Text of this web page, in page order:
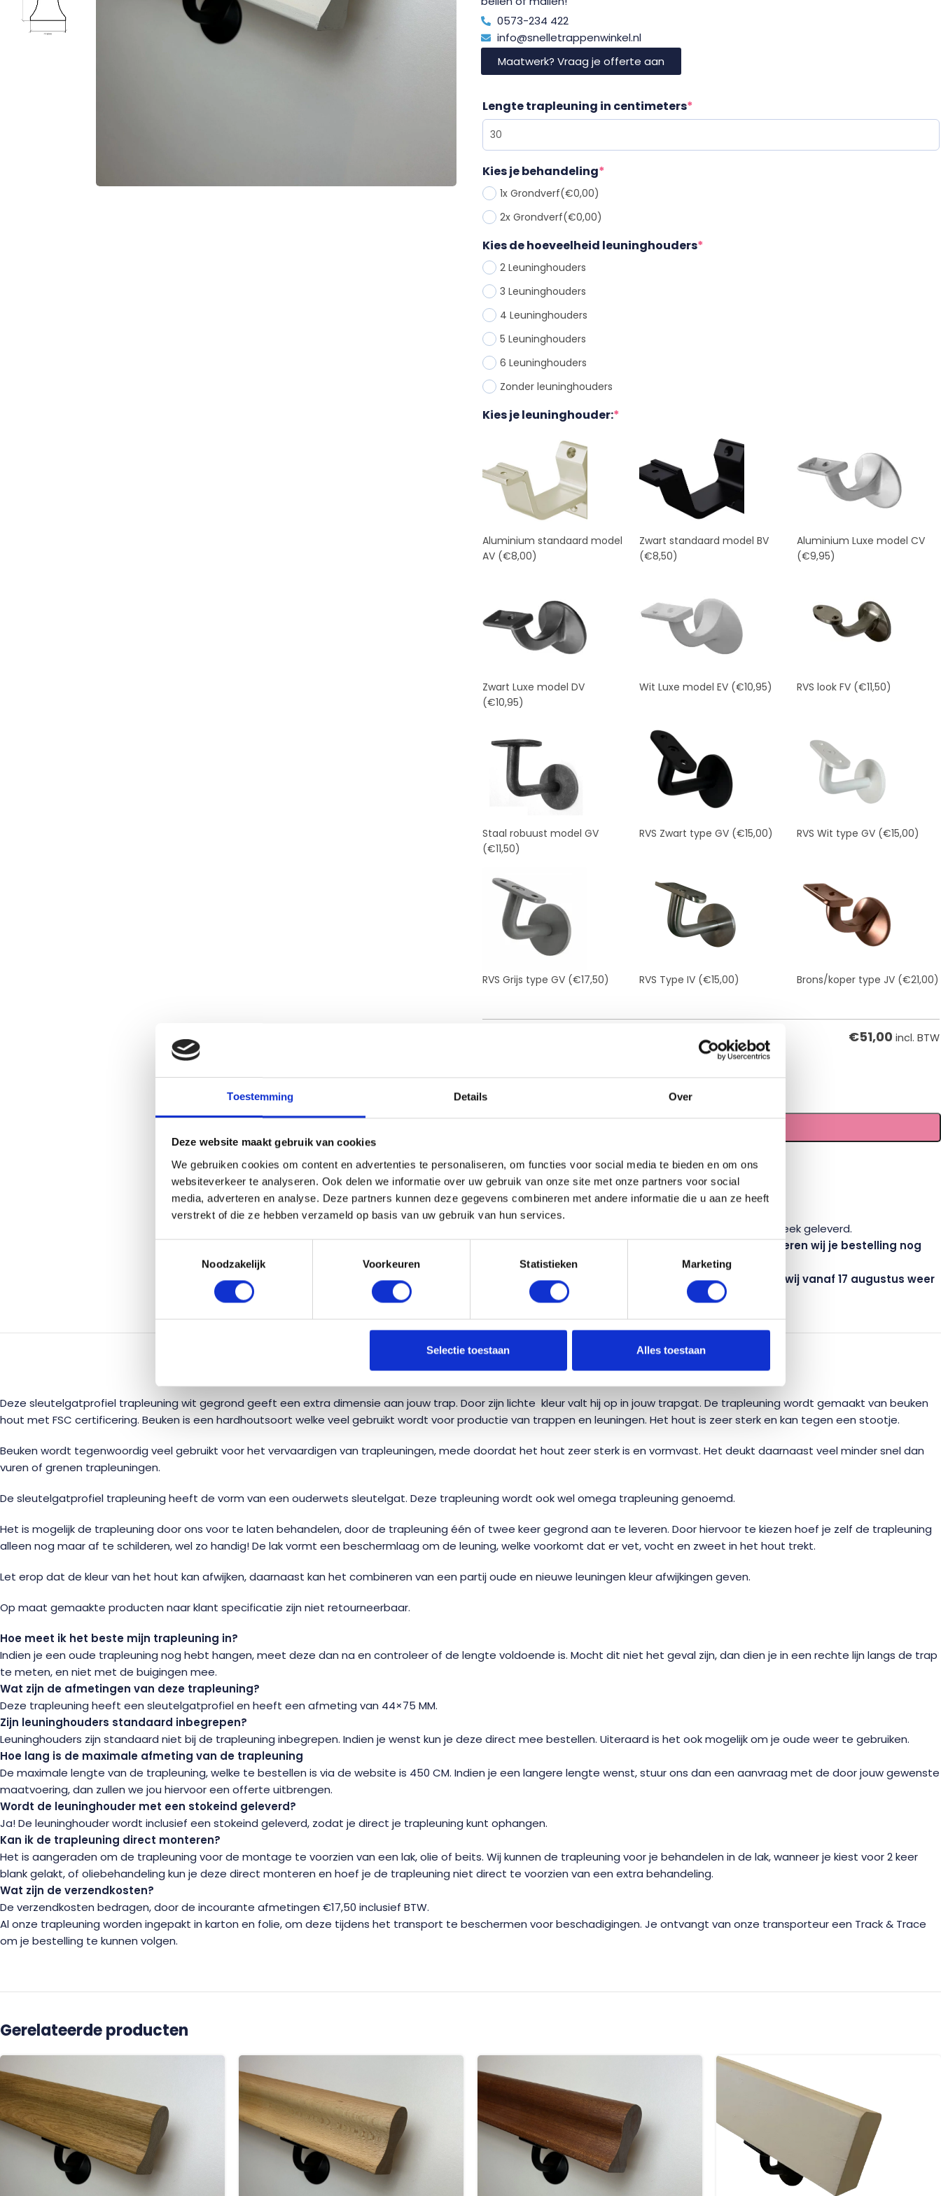
Toestemming Details Over
Deze website maakt gebruik van cookies
We gebruiken cookies om content en advertenties te personaliseren, om functies voor social media te bieden en om ons
websiteverkeer te analyseren. Ook delen we informatie over uw gebruik van onze site met onze partners voor social
media, adverteren en analyse. Deze partners kunnen deze gegevens combineren met andere informatie die u aan ze heeft
verstrekt of die ze hebben verzameld op basis van uw gebruik van hun services.
Noodzakelijk
Voorkeuren Statistieken Marketing
Selectie toestaan Alles toestaan
0573-234 422
info@snelletrappenwinkel.nl
Maatwerk? Vraag je offerte aan
Lengte trapleuning in centimeters*
Kies je behandeling*
1x Grondverf(€0,00)
2x Grondverf(€0,00)
Kies de hoeveelheid leuninghouders*
2 Leuninghouders
3 Leuninghouders
4 Leuninghouders
5 Leuninghouders
6 Leuninghouders
Zonder leuninghouders
Kies je leuninghouder:*
Aluminium standaard model
AV (€8,00)
Zwart standaard model BV
(€8,50)
Aluminium Luxe model CV
(€9,95)
Zwart Luxe model DV
(€10,95)
Wit Luxe model EV (€10,95) RVS look FV(€11,50)
Staal robuust model GV
(€11,50)
RVS Zwart type GV (€15,00) RVS Wit type GV(€15,00)
RVS Grijs type GV (€17,50) RVS Type IV (€15,00) Brons/koper type JV(€21,00)
€51,00 incl. BTW
-
Eenvoudigonlinesamenstellen en bestellen
Diversehoutsoorten en stijlen
Gemaakt door een echte
Vóór dinsdag 12:00 uur besteld, doorgaans volgende week geleverd.
Bestel je vóór dinsdag 21 juli om 12:00 uur, dan proberen wij je bestelling nog
vóór onze vakantie te leveren.
Bestellingen die daarna worden geplaatst, nemen wij vanaf 17 augustus weer
in behandeling.
Deze sleutelgatprofiel trapleuning wit gegrond geeft een extra dimensie aan jouw trap. Door zijn lichte kleur valt hij op in jouw trapgat. De trapleuning wordt gemaakt van beuken
hout met FSC certificering. Beuken is een hardhoutsoort welke veel gebruikt wordt voor productie van trappen en leuningen. Het hout is zeer sterk en kan tegen een stootje.
Beuken wordt tegenwoordig veel gebruikt voor het vervaardigen van trapleuningen, mede doordat het hout zeer sterk is en vormvast. Het deukt daarnaast veel minder snel dan
vuren of grenen trapleuningen.
De sleutelgatprofiel trapleuning heeft de vorm van een ouderwets sleutelgat. Deze trapleuning wordt ook wel omega trapleuning genoemd.
Het is mogelijk de trapleuning door ons voor te laten behandelen, door de trapleuning één of twee keer gegrond aan te leveren. Door hiervoor te kiezen hoef je zelf de trapleuning
alleen nog maar af te schilderen, wel zo handig! De lak vormt een beschermlaag om de leuning, welke voorkomt dat er vet, vocht en zweet in het hout trekt.
Let erop dat de kleur van het hout kan afwijken, daarnaast kan het combineren van een partij oude en nieuwe leuningen kleur afwijkingen geven.
Op maat gemaakte producten naar klant specificatie zijn niet retourneerbaar.
Hoe meet ik het beste mijn trapleuning in?
Indien je een oude trapleuning nog hebt hangen, meet deze dan na en controleer of de lengte voldoende is. Mocht dit niet het geval zijn, dan dien je in een rechte lijn langs de trap
te meten, en niet met de buigingen mee.
Wat zijn de afmetingen van deze trapleuning?
Deze trapleuning heeft een sleutelgatprofiel en heeft een afmeting van 44×75 MM.
Zijn leuninghouders standaard inbegrepen?
Leuninghouders zijn standaard niet bij de trapleuning inbegrepen. Indien je wenst kun je deze direct mee bestellen. Uiteraard is het ook mogelijk om je oude weer te gebruiken.
Hoe lang is de maximale afmeting van de trapleuning
De maximale lengte van de trapleuning, welke te bestellen is via de website is 450 CM. Indien je een langere lengte wenst, stuur ons dan een aanvraag met de door jouw gewenste
maatvoering, dan zullen we jou hiervoor een offerte uitbrengen.
Wordt de leuninghouder met een stokeind geleverd?
Ja! De leuninghouder wordt inclusief een stokeind geleverd, zodat je direct je trapleuning kunt ophangen.
Kan ik de trapleuning direct monteren?
Het is aangeraden om de trapleuning voor de montage te voorzien van een lak, olie of beits. Wij kunnen de trapleuning voor je behandelen in de lak, wanneer je kiest voor 2 keer
blank gelakt, of oliebehandeling kun je deze direct monteren en hoef je de trapleuning niet direct te voorzien van een extra behandeling.
Wat zijn de verzendkosten?
De verzendkosten bedragen, door de incourante afmetingen €17,50 inclusief BTW.
Al onze trapleuning worden ingepakt in karton en folie, om deze tijdens het transport te beschermen voor beschadigingen. Je ontvangt van onze transporteur een Track & Trace
om je bestelling te kunnen volgen.
Gerelateerde producten